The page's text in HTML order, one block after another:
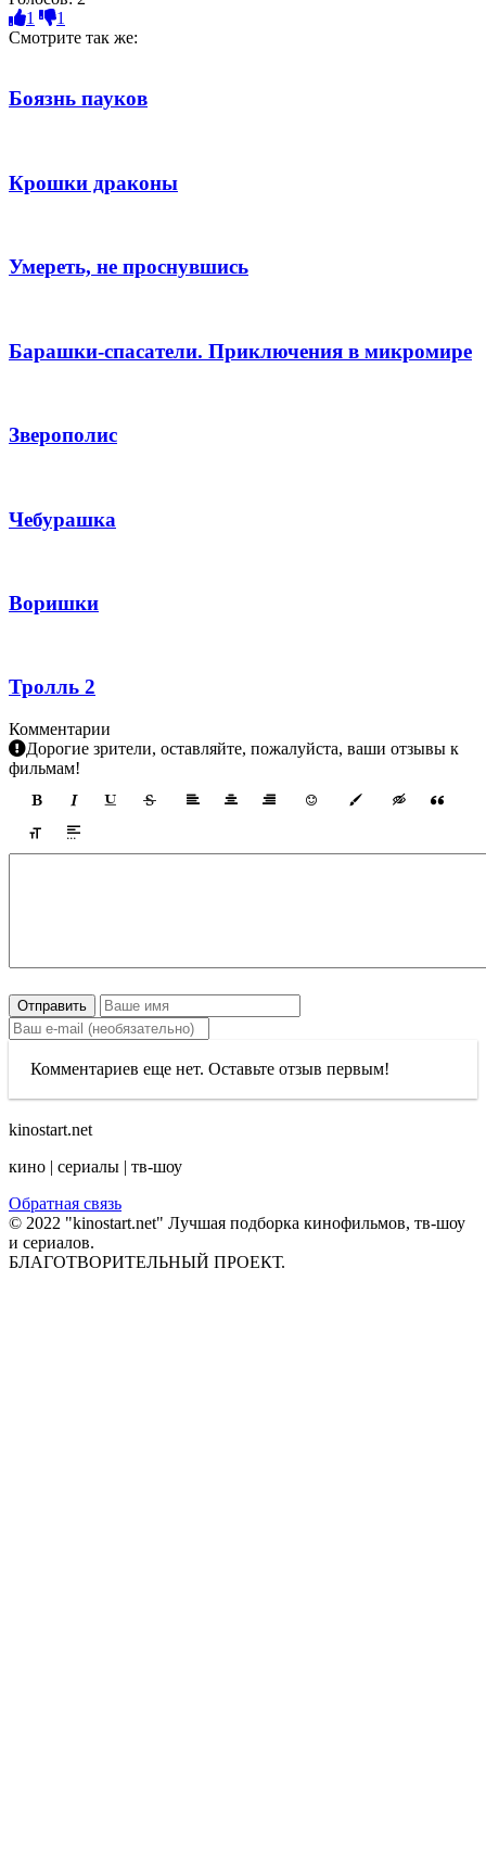
1
1
Смотрите так же:
Боязнь пауков
Крошки драконы
Умереть, не проснувшись
Барашки-спасатели. Приключения в микромире
Зверополис
Чебурашка
Воришки
Тролль 2
Комментарии
Дорогие зрители, оставляйте, пожалуйста, ваши отзывы к
фильмам!
Отправить
Комментариев еще нет. Оставьте отзыв первым!
kinostart.net
кино | сериалы | тв-шоу
Обратная связь
© 2022 "kinostart.net" Лучшая подборка кинофильмов, тв-шоу
и сериалов.
БЛАГОТВОРИТЕЛЬНЫЙ ПРОЕКТ.